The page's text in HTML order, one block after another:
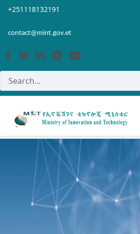
Skip to Main Content
Open Accessibility Menu
+251118132191
contact@mint.gov.et